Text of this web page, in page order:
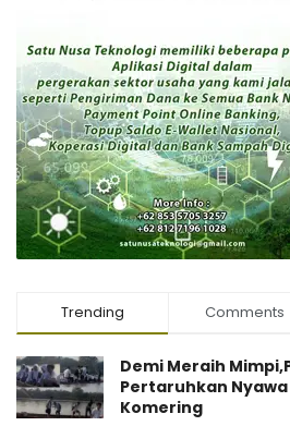
Trending Comments
Demi Meraih
Pertaruhkan
Komering